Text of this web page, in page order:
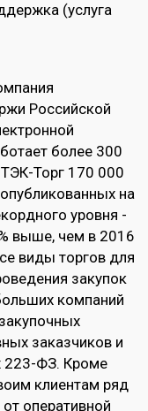
(услуга
Российской
более 300
Торг 170 000
на
уровня -
выше, чем в 2016
виды торгов для
закупок
компаний
заказчиков и
223-ФЗ. Кроме
клиентам ряд
оперативной